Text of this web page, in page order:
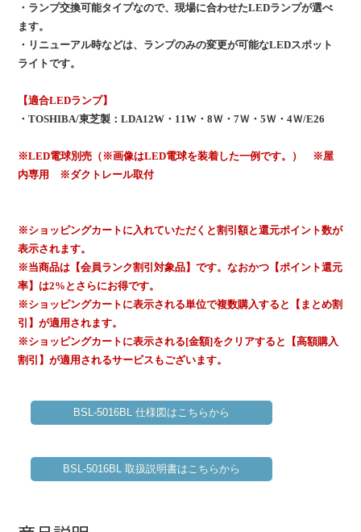
・ランプ交換可能タイプなので、現場に合わせたLEDランプが選べ
ます。
・リニューアル時などは、ランプのみの変更が可能なLEDスポット
ライトです。
【適合LEDランプ】
・TOSHIBA/東芝製：LDA12W・11W・8Ｗ・7Ｗ・5Ｗ・4Ｗ/E26
※LED電球別売（※画像はLED電球を装着した一例です。） ※屋
内専用 ※ダクトレール取付
※ショッピングカートに入れていただくと割引額と還元ポイント数が
表示されます。
※当商品は【会員ランク割引対象品】です。なおかつ【ポイント還元
率】は2%とさらにお得です。
※ショッピングカートに表示される単位で複数購入すると【まとめ割
引】が適用されます。
※ショッピングカートに表示される[金額]をクリアすると【高額購入
割引】が適用されるサービスもございます。
BSL-5016BL 仕様図はこちらから
BSL-5016BL 取扱説明書はこちらから